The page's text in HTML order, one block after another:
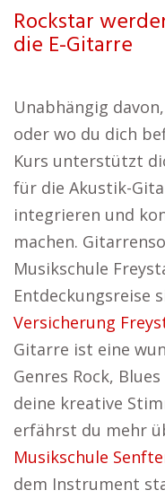
Rockstar
die E-Gitarre
Unabhängig
oder wo du dich
Kurs unterstützt
für die Akustik-
integrieren und
machen.
Musikschule
Entdeckungsreise
Versicherung
Gitarre ist eine
Genres Rock,
deine kreative
erfährst du mehr
Musikschule
dem Instrument